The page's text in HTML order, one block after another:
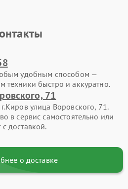
удобным способом —
техники быстро и аккуратно.
71
улица Воровского, 71.
в сервис самостоятельно или
доставкой.
о доставке